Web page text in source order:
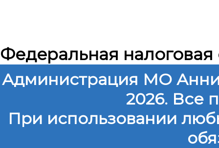
Федеральная налоговая
Администрация МО
2026. Все
При использовании